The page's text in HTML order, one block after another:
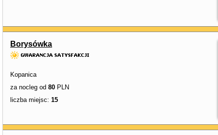
Borysówka
Kopanica
za nocleg od 80 PLN
liczba miejsc: 15